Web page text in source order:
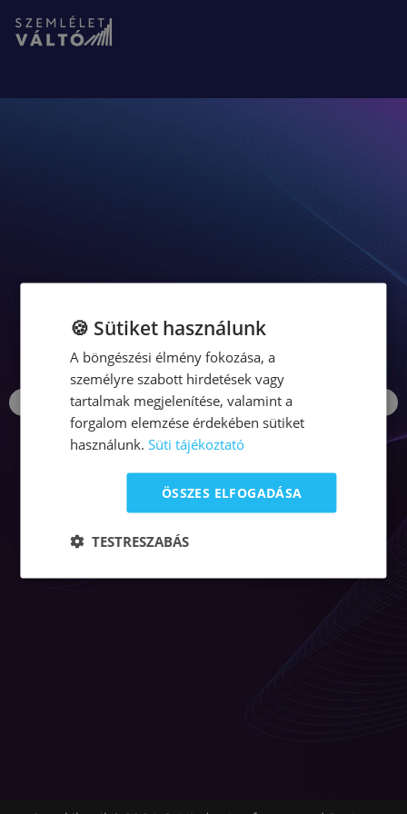
🍪 Sütiket használunk
A böngészési élmény fokozása, a
személyre szabott hirdetések vagy
tartalmak megjelenítése, valamint a
forgalom elemzése érdekében sütiket
használunk. Süti tájékoztató
ÖSSZES ELFOGADÁSA
TESTRESZABÁS